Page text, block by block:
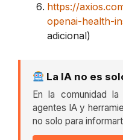
https://
openai-health-
adicional)
La IA no es
En la comunidad la
agentes IA y
no solo para